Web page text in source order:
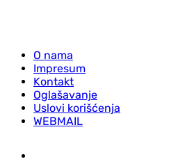
O nama
Impresum
Kontakt
Oglašavanje
Uslovi korišćenja
WEBMAIL